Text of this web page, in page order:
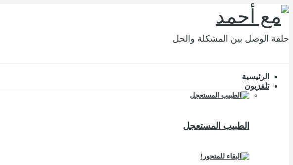
حلقة الوصل بين المشكلة والحل
الرئيسية
تلفزيون
الطبيب المستعجل